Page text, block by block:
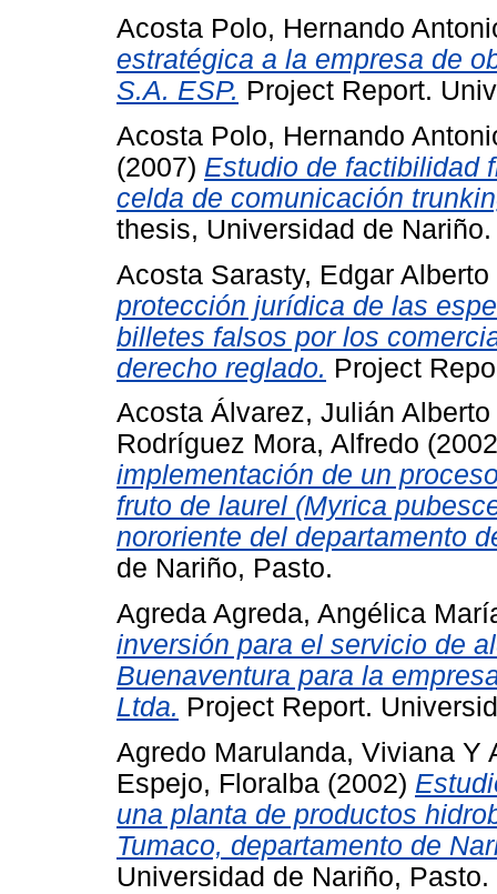
Acosta Polo, Hernando
estratégica a la empresa de
S.A. ESP. Project Report.
Acosta Polo, Hernando
(2007) Estudio de factibilidad
celda de comunicación
thesis, Universidad de Nariño.
Acosta Sarasty, Edgar Alberto
protección jurídica de las
billetes falsos por los
derecho reglado. Project
Acosta Álvarez, Julián Alberto
Rodríguez Mora, Alfredo
implementación de un
fruto de laurel (Myrica
nororiente del departamento
de Nariño, Pasto.
Agreda Agreda, Angélica
inversión para el servicio de
Buenaventura para la
Ltda. Project Report.
Agredo Marulanda, Viviana Y
Espejo, Floralba (2002)
una planta de productos
Tumaco, departamento de
Universidad de Nariño, Pasto.